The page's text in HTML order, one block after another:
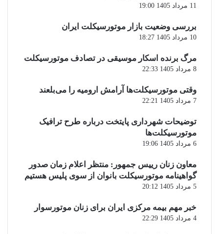
11 مرداد 1405 19:00
بررسی وضعیت بازار موتورسیکلت ایران
10 مرداد 1405 18:27
مرگ برنده اسکار موسیقی در تصادف موتورسیکلت
8 مرداد 1405 22:33
وقتی موتورسیکلت‌ها آرامش ارومیه را می‌بلعند
7 مرداد 1405 22:21
توضیحات شهرداری پایتخت درباره طرح ترافیک
موتورسیکلت‌ها
6 مرداد 1405 19:06
معاون زنان رییس جمهور: منتظر اعلام زمان صدور
گواهینامه موتورسیکلت بانوان از سوی پلیس هستیم
5 مرداد 1405 20:12
خبر مهم بیمه مرکزی ایران برای زنان موتورسوار
4 مرداد 1405 22:29